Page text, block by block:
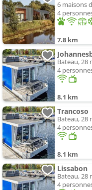
6 maisons
4
7.8 km
Bateau, 28
4
8.1 km
Trancoso
Bateau, 28
4
8.1 km
Lissabon
Bateau, 28
4